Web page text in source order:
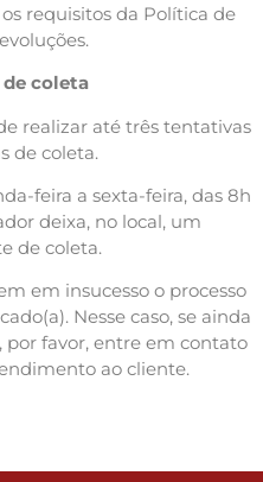
requisitos da Política de
de coleta
realizar até três tentativas
de coleta.
feira a sexta-feira, das 8h
deixa, no local, um
de coleta.
em insucesso o processo
Nesse caso, se ainda
por favor, entre em contato
ao cliente.